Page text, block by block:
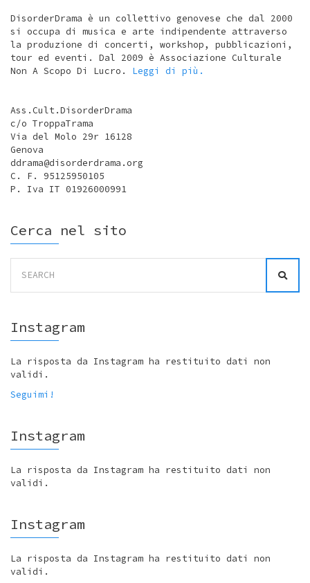
DisorderDrama è un collettivo genovese che dal 2000
si occupa di musica e arte indipendente attraverso
la produzione di concerti, workshop, pubblicazioni,
tour ed eventi. Dal 2009 è Associazione Culturale
Non A Scopo Di Lucro. Leggi di più.
Ass.Cult.DisorderDrama
c/o TroppaTrama
Via del Molo 29r 16128
Genova
ddrama@disorderdrama.org
C. F. 95125950105
P. Iva IT 01926000991
Cerca nel sito
for:
Instagram
La risposta da Instagram ha restituito dati non
validi.
Seguimi!
Instagram
La risposta da Instagram ha restituito dati non
validi.
Instagram
La risposta da Instagram ha restituito dati non
validi.